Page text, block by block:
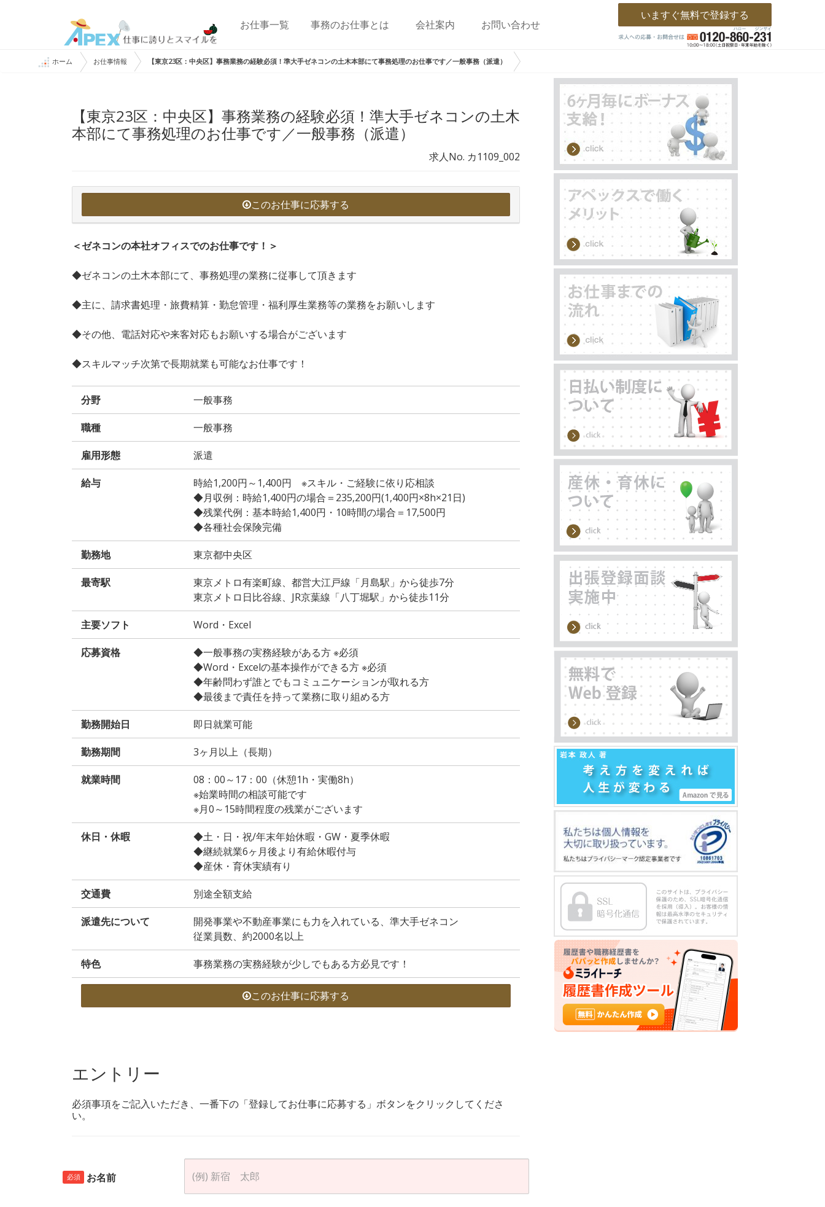
お仕事一覧 事務のお仕事とは 会社案内 お問い合わせ
いますぐ無料で登録する
ホーム お仕事情報 【東京23区：中央区】事務業務の経験必須！準大手ゼネコンの土木本部にて事務処理のお仕事です／一般事務（派遣）
【東京23区：中央区】事務業務の経験必須！準大手ゼネコンの土木
本部にて事務処理のお仕事です／一般事務（派遣）
求人No. カ1109_002
このお仕事に応募する
＜ゼネコンの本社オフィスでのお仕事です！＞
◆ゼネコンの土木本部にて、事務処理の業務に従事して頂きます
◆主に、請求書処理・旅費精算・勤怠管理・福利厚生業務等の業務をお願いします
◆その他、電話対応や来客対応もお願いする場合がございます
◆スキルマッチ次第で長期就業も可能なお仕事です！
分野 一般事務
職種 一般事務
雇用形態 派遣
給与
時給1,200円～1,400円 ※スキル・ご経験に依り応相談
◆月収例：時給1,400円の場合＝235,200円(1,400円×8h×21日)
◆残業代例：基本時給1,400円・10時間の場合＝17,500円
◆各種社会保険完備
勤務地 東京都中央区
最寄駅
東京メトロ有楽町線、都営大江戸線「月島駅」から徒歩7分
東京メトロ日比谷線、JR京葉線「八丁堀駅」から徒歩11分
主要ソフト Word・Excel
応募資格
◆一般事務の実務経験がある方 ※必須
◆Word・Excelの基本操作ができる方 ※必須
◆年齢問わず誰とでもコミュニケーションが取れる方
◆最後まで責任を持って業務に取り組める方
勤務開始日 即日就業可能
勤務期間 3ヶ月以上（長期）
就業時間
08：00～17：00（休憩1h・実働8h）
※始業時間の相談可能です
※月0～15時間程度の残業がございます
休日・休暇
◆土・日・祝/年末年始休暇・GW・夏季休暇
◆継続就業6ヶ月後より有給休暇付与
◆産休・育休実績有り
交通費 別途全額支給
派遣先について
開発事業や不動産事業にも力を入れている、準大手ゼネコン
従業員数、約2000名以上
特色 事務業務の実務経験が少しでもある方必見です！
このお仕事に応募する
エントリー
必須事項をご記入いただき、一番下の「登録してお仕事に応募する」ボタンをクリックしてくださ
い。
必須 お名前